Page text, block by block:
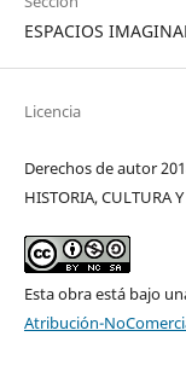
ESPACIOS
Licencia
Derechos de autor
HISTORIA, CULTURA
Esta obra está bajo
Atribución-